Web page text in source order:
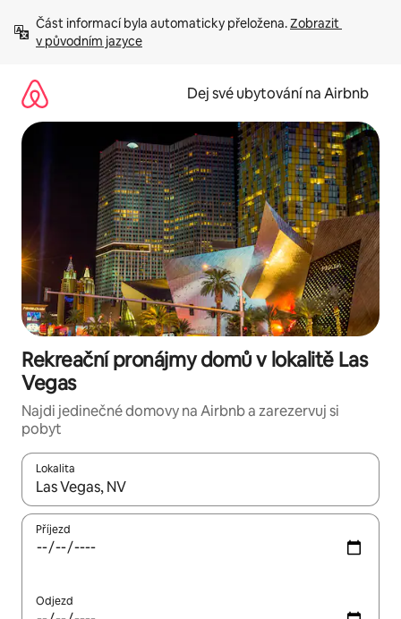
obsah
Část informací byla automaticky přeložena. Zobrazit
v původním jazyce
Dej své ubytování na Airbnb
Rekreační pronájmy domů v lokalitě Las
Vegas
Najdi jedinečné domovy na Airbnb a zarezervuj si
pobyt
Lokalita
Až budou výsledky k dispozici, můžeš si je procházet pomocí
Příjezd
Odjezd